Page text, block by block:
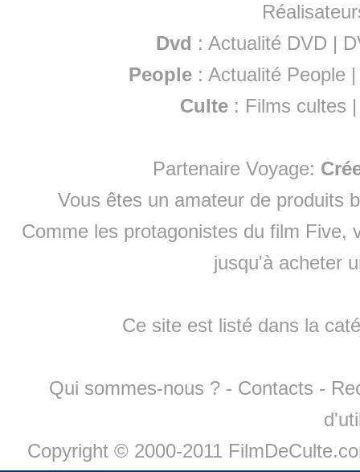
Dvd : Actualité DVD |
People :Actualité People
Culte : Films cultes
Partenaire Voyage:
Vous êtes un amateur de produits
Comme les protagonistes du film Five,
jusqu'à acheter
Ce site est listé dans la
Qui sommes-nous ? - Contacts -
Copyright © 2000-2011